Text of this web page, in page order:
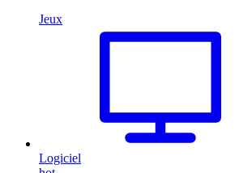
Jeux
Logiciel